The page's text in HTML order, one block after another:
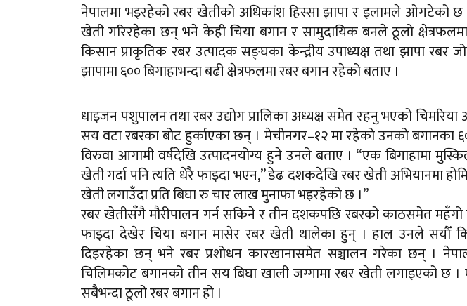
नेपालमा भइरहेको रबर खेतीको अधिकांश हिस्सा झापा र इलामले ओगटेको छ
खेती गरिरहेका छन् भने केही चिया बगान र सामुदायिक बनले ठूलो
किसान प्राकृतिक रबर उत्पादक सङ्घका केन्द्रीय उपाध्यक्ष तथा झापा रबर
झापामा ६०० बिगाहाभन्दा बढी क्षेत्रफलमा रबर बगान रहेको बताए ।
धाइजन पशुपालन तथा रबर उद्योग प्रालिका अध्यक्ष समेत रहनु भएको
सय वटा रबरका बोट हुर्काएका छन् । मेचीनगर–१२ मा रहेको उनको बगानका
विरुवा आगामी वर्षदेखि उत्पादनयोग्य हुने उनले बताए । “एक बिगाहामा
खेती गर्दा पनि त्यति धेरै फाइदा भएन,” डेढ दशकदेखि रबर खेती अभियानमा
खेती लगाउँदा प्रति बिघा रु चार लाख मुनाफा भइरहेको छ ।”
रबर खेतीसँगै मौरीपालन गर्न सकिने र तीन दशकपछि रबरको काठसमेत महँगो
फाइदा देखेर चिया बगान मासेर रबर खेती थालेका हुन् । हाल उनले सयौँ
दिइरहेका छन् भने रबर प्रशोधन कारखानासमेत सञ्चालन गरेका छन् ।
चिलिमकोट बगानको तीन सय बिघा खाली जग्गामा रबर खेती लगाइएको छ
सबैभन्दा ठूलो रबर बगान हो ।